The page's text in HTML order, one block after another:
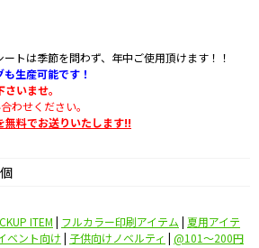
トは季節を問わず、年中ご使用頂けます！！
生産可能です！
いませ。
わせください。
無料でお送りいたします!!
ITEM | フルカラー印刷アイテム | 夏用アイテ
ベント向け | 子供向けノベルティ | @101〜200円